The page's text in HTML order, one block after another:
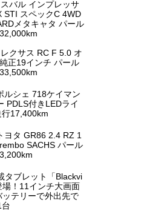
バル インプレッサ
STI スペックC 4WD
メタキャタ パール
クサス RC F 5.0 オ
正19インチ パール
ルシェ 718ケイマン
PDLS付きLEDライ
行17,400km
ヨタ GR86 2.4 RZ 1
SACHS パール
タブレット「Blackvi
！11インチ大画面
テリーで外出先で